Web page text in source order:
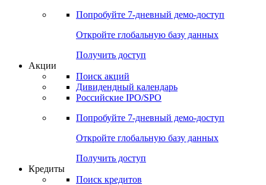
Попробуйте 7-дневный демо-доступ
Откройте глобальную базу данных
Получить доступ
Акции
Поиск акций
Дивидендный календарь
Российские IPO/SPO
Попробуйте 7-дневный демо-доступ
Откройте глобальную базу данных
Получить доступ
Кредиты
Поиск кредитов